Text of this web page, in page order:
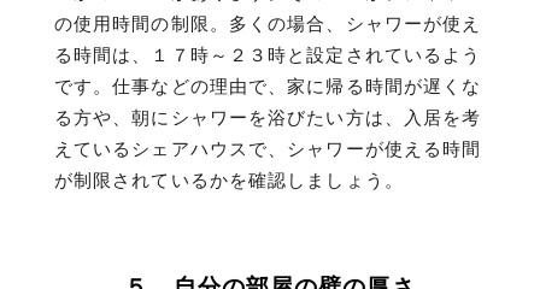
の使用時間の制限。多くの場合、シャワーが使え
る時間は、１７時～２３時と設定されているよう
です。仕事などの理由で、家に帰る時間が遅くな
る方や、朝にシャワーを浴びたい方は、入居を考
えているシェアハウスで、シャワーが使える時間
が制限されているかを確認しましょう。